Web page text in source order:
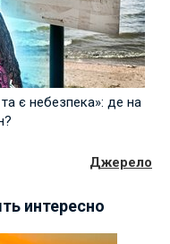
є небезпека»: де на
Джерело
интересно